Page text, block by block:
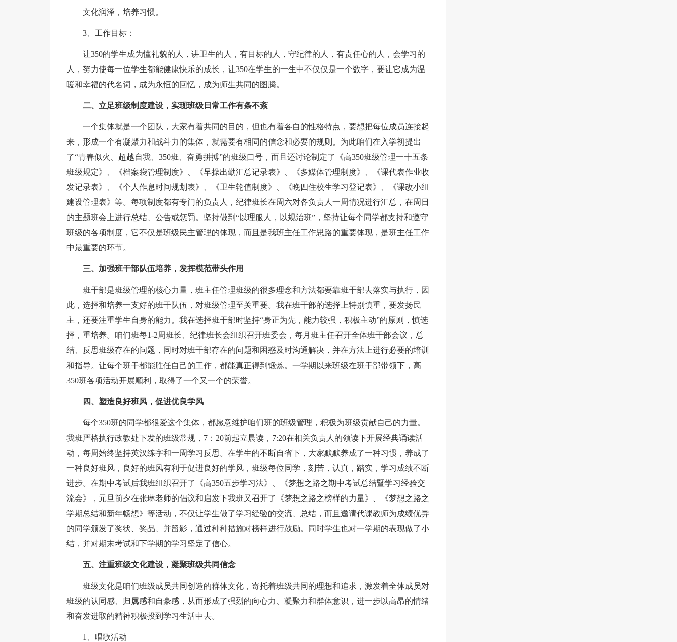
文化润泽，培养习惯。
3、工作目标：
让350的学生成为懂礼貌的人，讲卫生的人，有目标的人，守纪律的人，有责任心的人，会学习的
人，努力使每一位学生都能健康快乐的成长，让350在学生的一生中不仅仅是一个数字，要让它成为温
暖和幸福的代名词，成为永恒的回忆，成为师生共同的图腾。
二、立足班级制度建设，实现班级日常工作有条不紊
一个集体就是一个团队，大家有着共同的目的，但也有着各自的性格特点，要想把每位成员连接起
来，形成一个有凝聚力和战斗力的集体，就需要有相同的信念和必要的规则。为此咱们在入学初提出
了“青春似火、超越自我、350班、奋勇拼搏”的班级口号，而且还讨论制定了《高350班级管理一十五条
班级规定》、《档案袋管理制度》、《早操出勤汇总记录表》、《多媒体管理制度》、《课代表作业收
发记录表》、《个人作息时间规划表》、《卫生轮值制度》、《晚四住校生学习登记表》、《课改小组
建设管理表》等。每项制度都有专门的负责人，纪律班长在周六对各负责人一周情况进行汇总，在周日
的主题班会上进行总结、公告或惩罚。坚持做到“以理服人，以规治班”，坚持让每个同学都支持和遵守
班级的各项制度，它不仅是班级民主管理的体现，而且是我班主任工作思路的重要体现，是班主任工作
中最重要的环节。
三、加强班干部队伍培养，发挥模范带头作用
班干部是班级管理的核心力量，班主任管理班级的很多理念和方法都要靠班干部去落实与执行，因
此，选择和培养一支好的班干队伍，对班级管理至关重要。我在班干部的选择上特别慎重，要发扬民
主，还要注重学生自身的能力。我在选择班干部时坚持“身正为先，能力较强，积极主动”的原则，慎选
择，重培养。咱们班每1-2周班长、纪律班长会组织召开班委会，每月班主任召开全体班干部会议，总
结、反思班级存在的问题，同时对班干部存在的问题和困惑及时沟通解决，并在方法上进行必要的培训
和指导。让每个班干都能胜任自己的工作，都能真正得到锻炼。一学期以来班级在班干部带领下，高
350班各项活动开展顺利，取得了一个又一个的荣誉。
四、塑造良好班风，促进优良学风
每个350班的同学都很爱这个集体，都愿意维护咱们班的班级管理，积极为班级贡献自己的力量。
我班严格执行政教处下发的班级常规，7：20前起立晨读，7:20在相关负责人的领读下开展经典诵读活
动，每周始终坚持英汉练字和一周学习反思。在学生的不断自省下，大家默默养成了一种习惯，养成了
一种良好班风，良好的班风有利于促进良好的学风，班级每位同学，刻苦，认真，踏实，学习成绩不断
进步。在期中考试后我班组织召开了《高350五步学习法》、《梦想之路之期中考试总结暨学习经验交
流会》，元旦前夕在张琳老师的倡议和启发下我班又召开了《梦想之路之榜样的力量》、《梦想之路之
学期总结和新年畅想》等活动，不仅让学生做了学习经验的交流、总结，而且邀请代课教师为成绩优异
的同学颁发了奖状、奖品、并留影，通过种种措施对榜样进行鼓励。同时学生也对一学期的表现做了小
结，并对期末考试和下学期的学习坚定了信心。
五、注重班级文化建设，凝聚班级共同信念
班级文化是咱们班级成员共同创造的群体文化，寄托着班级共同的理想和追求，激发着全体成员对
班级的认同感、归属感和自豪感，从而形成了强烈的向心力、凝聚力和群体意识，进一步以高昂的情绪
和奋发进取的精神积极投到学习生活中去。
1、唱歌活动